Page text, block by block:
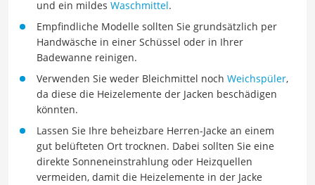
und ein mildes Waschmittel.
Empfindliche Modelle sollten Sie grundsätzlich per
Handwäsche in einer Schüssel oder in Ihrer
Badewanne reinigen.
Verwenden Sie weder Bleichmittel noch Weichspüler,
da diese die Heizelemente der Jacken beschädigen
könnten.
Lassen Sie Ihre beheizbare Herren-Jacke an einem
gut belüfteten Ort trocknen. Dabei sollten Sie eine
direkte Sonneneinstrahlung oder Heizquellen
vermeiden, damit die Heizelemente in der Jacke